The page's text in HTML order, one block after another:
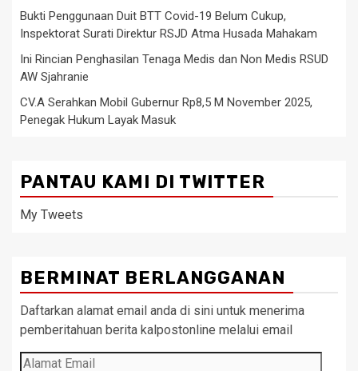
Bukti Penggunaan Duit BTT Covid-19 Belum Cukup,
Inspektorat Surati Direktur RSJD Atma Husada Mahakam
Ini Rincian Penghasilan Tenaga Medis dan Non Medis RSUD
AW Sjahranie
CV.A Serahkan Mobil Gubernur Rp8,5 M November 2025,
Penegak Hukum Layak Masuk
PANTAU KAMI DI TWITTER
My Tweets
BERMINAT BERLANGGANAN
Daftarkan alamat email anda di sini untuk menerima
pemberitahuan berita kalpostonline melalui email
Alamat